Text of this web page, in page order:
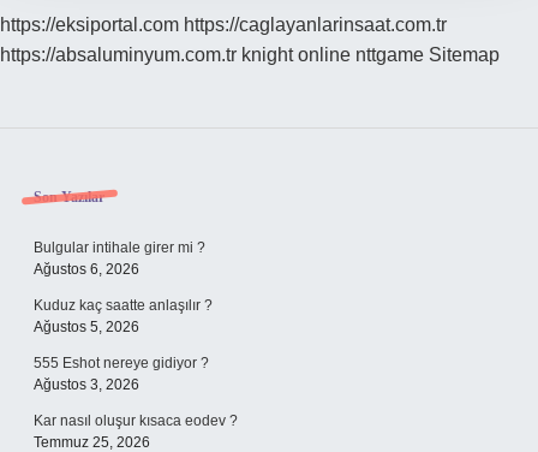
https://eksiportal.com https://caglayanlarinsaat.com.tr
https://absaluminyum.com.tr knight online nttgame Sitemap
Sidebar
Son Yazılar
Bulgular intihale girer mi ?
Ağustos 6, 2026
Kuduz kaç saatte anlaşılır ?
Ağustos 5, 2026
555 Eshot nereye gidiyor ?
Ağustos 3, 2026
Kar nasıl oluşur kısaca eodev ?
Temmuz 25, 2026